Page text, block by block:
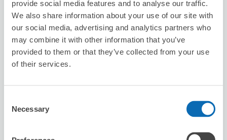
provide social media features and to analyse our traffic.
We also share information about your use of our site with
our social media, advertising and analytics partners who
may combine it with other information that you’ve
provided to them or that they’ve collected from your use
of their services.
Selection
Necessary
保管できる荷物数
スーツケースサイズ:10 バッグサイズ:10
空き時間
8/9日 8/10月 8/11火 8/12水 8/13木 8/14金 8/15土